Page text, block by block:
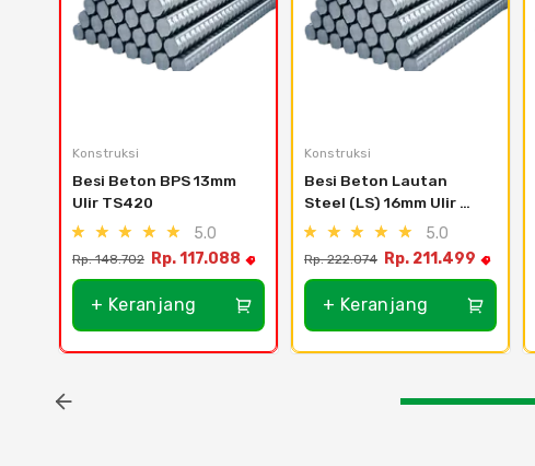
Konstruksi
Besi Beton BPS 13mm
Ulir TS420
5.0
Rp. 148.702 Rp. 117.088
+ Keranjang
Konstruksi
Besi Beton Lautan
Steel (LS) 16mm Ulir
TS420
5.0
Rp. 222.074 Rp. 211.499
+ Keranjang